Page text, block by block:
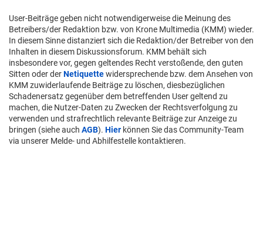
User-Beiträge geben nicht notwendigerweise die Meinung des
Betreibers/der Redaktion bzw. von Krone Multimedia (KMM) wieder.
In diesem Sinne distanziert sich die Redaktion/der Betreiber von den
Inhalten in diesem Diskussionsforum. KMM behält sich
insbesondere vor, gegen geltendes Recht verstoßende, den guten
Sitten oder derNetiquettewidersprechende bzw. dem Ansehen von
KMM zuwiderlaufende Beiträge zu löschen, diesbezüglichen
Schadenersatz gegenüber dem betreffenden User geltend zu
machen, die Nutzer-Daten zu Zwecken der Rechtsverfolgung zu
verwenden und strafrechtlich relevante Beiträge zur Anzeige zu
bringen (siehe auch AGB). Hier können Sie das Community-Team
via unserer Melde- und Abhilfestelle kontaktieren.